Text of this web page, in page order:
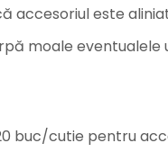
accesoriul este
moale eventualele
buc/cutie pentru